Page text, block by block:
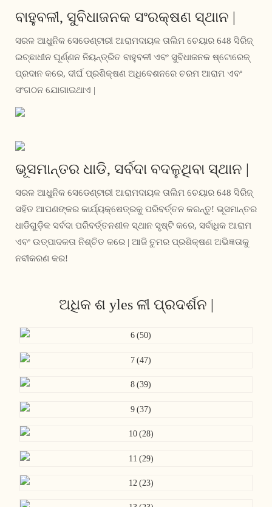
ବାହୁବଳୀ, ସୁବିଧାଜନକ ସଂରକ୍ଷଣ ସ୍ଥାନ |
ସରଳ ଆଧୁନିକ ସେଡେଣ୍ଟାରୀ ଆରାମଦାୟକ ତାଲିମ ଚେୟାର 648 ସିରିଜ୍
ଇଚ୍ଛାଧୀନ ଘୂର୍ଣ୍ଣନ ନିୟନ୍ତ୍ରିତ ବାହୁବଳୀ ଏବଂ ସୁବିଧାଜନକ ଷ୍ଟୋରେଜ୍
ପ୍ରଦାନ କରେ, ଦୀର୍ଘ ପ୍ରଶିକ୍ଷଣ ଅଧିବେଶନରେ ଚରମ ଆରାମ ଏବଂ
ସଂଗଠନ ଯୋଗାଇଥାଏ |
ଭୂସମାନ୍ତର ଧାଡି, ସର୍ବଦା ବଦଳୁଥିବା ସ୍ଥାନ |
ସରଳ ଆଧୁନିକ ସେଡେଣ୍ଟାରୀ ଆରାମଦାୟକ ତାଲିମ ଚେୟାର 648 ସିରିଜ୍
ସହିତ ଆପଣଙ୍କର କାର୍ଯ୍ୟକ୍ଷେତ୍ରକୁ ପରିବର୍ତ୍ତନ କରନ୍ତୁ! ଭୂସମାନ୍ତର
ଧାଡିଗୁଡ଼ିକ ସର୍ବଦା ପରିବର୍ତ୍ତନଶୀଳ ସ୍ଥାନ ସୃଷ୍ଟି କରେ, ସର୍ବାଧିକ ଆରାମ
ଏବଂ ଉତ୍ପାଦକତା ନିଶ୍ଚିତ କରେ | ଆଜି ତୁମର ପ୍ରଶିକ୍ଷଣ ଅଭିଜ୍ଞତାକୁ
ନବୀକରଣ କର!
ଅଧିକ ଶ yles ଳୀ ପ୍ରଦର୍ଶନ |